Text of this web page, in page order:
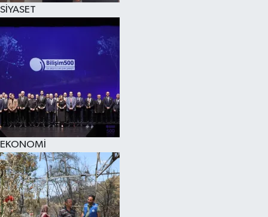
SİYASET
EKONOMİ